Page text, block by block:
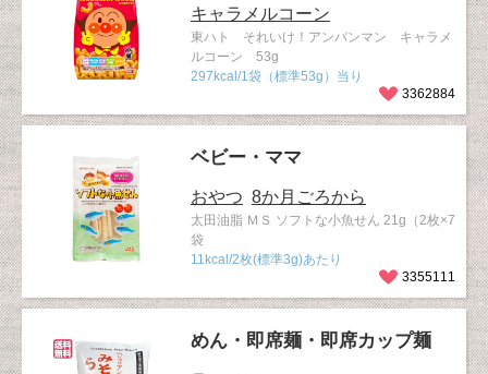
キャラメルコーン
東ハト それいけ！アンパンマン キャラメ
ルコーン 53g
297kcal/1袋（標準53g）当り
3362884
ベビー・ママ
おやつ 8か月ごろから
太田油脂 ＭＳ ソフトな小魚せん 21g（2枚×7
袋
11kcal/2枚(標準3g)あたり
3355111
めん・即席麺・即席カップ麺